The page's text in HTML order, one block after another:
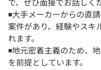
◾️大手メーカーからの直
案件があり、経験やスキ
れます。
◾️地元密着主義のため、
を前提としています。